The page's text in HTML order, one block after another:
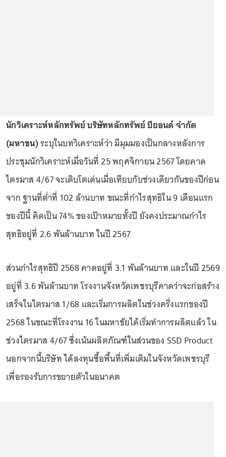
นักวิเคราะห์หลักทรัพย์ บริษัทหลักทรัพย์ บียอนด์ จำกัด
(มหาชน)ระบุในบทวิเคราะห์ว่า มีมุมมองเป็นกลางหลังการ
ประชุมนักวิเคราะห์เมื่อวันที่ 25 พฤศจิกายน 2567 โดยคาด
ไตรมาส 4/67 จะเติบโตเด่นเมื่อเทียบกับช่วงเดียวกันของปีก่อน
จาก ฐานที่ต่ำที่ 102 ล้านบาท ขณะที่กําไรสุทธิใน 9 เดือนแรก
ของปีนี้ คิดเป็น 74% ของเป้าหมายทั้งปี ยังคงประมาณกําไร
สุทธิอยู่ที่ 2.6 พันล้านบาท ในปี 2567
ส่วนกำไรสุทธิปี 2568 คาดอยู่ที่ 3.1 พันล้านบาท และในปี 2569
อยู่ที่ 3.6 พันล้านบาท โรงงานจังหวัดเพชรบุรีคาดว่าจะก่อสร้าง
เสร็จในไตรมาส 1/68 และเริ่มการผลิตในช่วงครึ่งแรกของปี
2568 ในขณะที่โรงงาน 16 ในมหาชัยได้เริ่มทําการผลิตแล้ว ใน
ช่วงไตรมาส 4/67 ซึ่งเน้นผลิตภัณฑ์ในส่วนของ SSD Product
นอกจากนี้บริษัท ได้ลงทุนซื้อพื้นที่เพิ่มเติมในจังหวัดเพชรบุรี
เพื่อรองรับการขยายตัวในอนาคต